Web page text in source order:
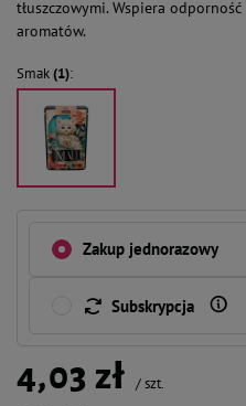
tłuszczowymi. Wspiera
aromatów.
Smak(1)
Zakup jednorazowy
Subskrypcja
4,03 zł /szt.